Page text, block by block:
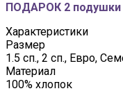
ПОДАРОК 2
Характеристики
Размер
1.5 сп., 2 сп., Евро,
Материал
100% хлопок